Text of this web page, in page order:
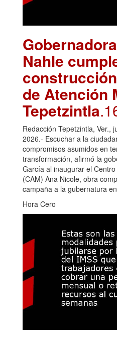
Nahle
de Atención
Tepetzintla
Redacción Tepetzintla, Ver.,
2026.- Escuchar a la
compromisos asumidos en
transformación, afirmó la
García al inaugurar el
(CAM) Ana Nicole, obra
campaña a la gubernatura
Hora Cero